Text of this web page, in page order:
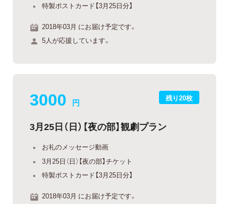
特製ポストカード【3月25日分】
2018年03月 にお届け予定です。
5人が応援しています。
残り20枚
3000 円
3月25日（日）【夜の部】観劇プラン
お礼のメッセージ動画
3月25日（日）【夜の部】チケット
特製ポストカード【3月25日分】
2018年03月 にお届け予定です。